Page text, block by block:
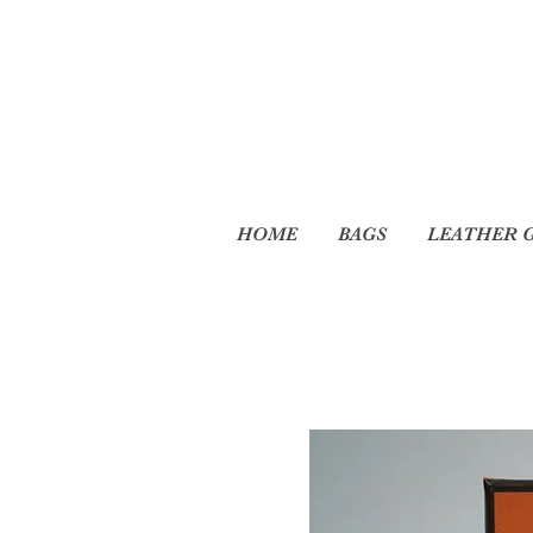
HOME BAGS LEATHER